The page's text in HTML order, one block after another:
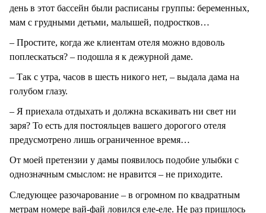
день в этот бассейн были расписаны группы: беременных,
мам с грудными детьми, малышей, подростков…
– Простите, когда же клиентам отеля можно вдоволь
поплескаться? – подошла я к дежурной даме.
– Так с утра, часов в шесть никого нет, – выдала дама на
голубом глазу.
– Я приехала отдыхать и должна вскакивать ни свет ни
заря? То есть для постояльцев вашего дорогого отеля
предусмотрено лишь ограниченное время…
От моей претензии у дамы появилось подобие улыбки с
однозначным смыслом: не нравится – не приходите.
Следующее разочарование – в огромном по квадратным
метрам номере вай-фай ловился еле-еле. Не раз пришлось